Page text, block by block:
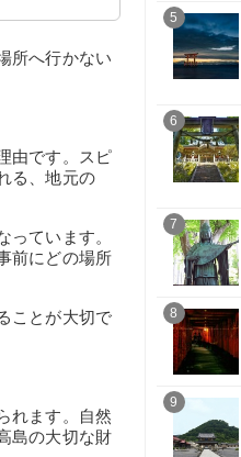
所へ行かない
由です。スピ
る、地元の
ています。
前にどの場所
ことが大切で
れます。自然
島の大切な財
5
6
7
8
9